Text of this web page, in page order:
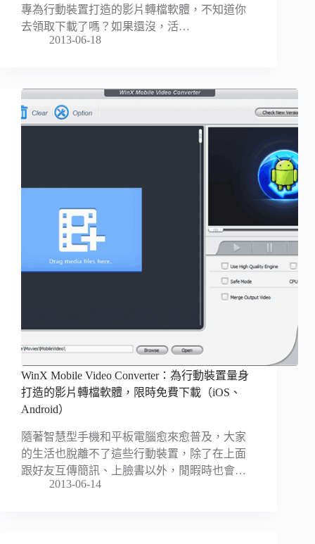
專為行動裝置打造的影片轉檔軟體，不知道你
去領取下載了嗎？如果還沒，活…
2013-06-18
WinX Mobile Video Converter：為行動裝置量身
打造的影片轉檔軟體，限時免費下載（iOS、
Android）
隨著智慧型手機和平板電腦愈來愈普及，大家
的生活也脫離不了這些行動裝置，除了在上面
跟好友互傳簡訊、上臉書以外，閒暇時也會…
2013-06-14